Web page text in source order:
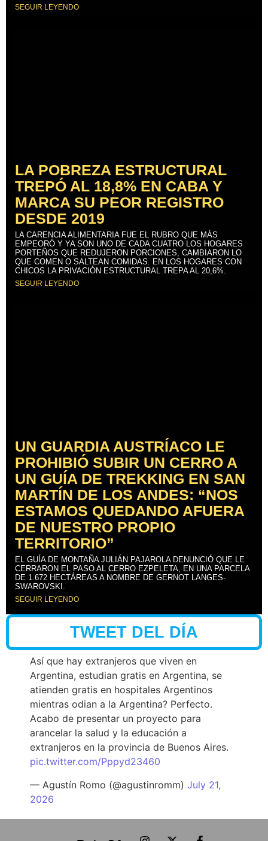
SEGUIR LEYENDO
LA POBREZA ESTRUCTURAL
TREPÓ AL 18,8% EN CABA Y
MARCA SU PEOR REGISTRO
DESDE 2019
LA CARENCIA ALIMENTARIA FUE EL RUBRO QUE MÁS
EMPEORÓ Y YA SON UNO DE CADA CUATRO LOS HOGARES
PORTEÑOS QUE REDUJERON PORCIONES, CAMBIARON LO
QUE COMEN O SALTEAN COMIDAS. EN LOS HOGARES CON
CHICOS LA PRIVACIÓN ESTRUCTURAL TREPA AL 20,6%.
SEGUIR LEYENDO
UN GUARDIA AUSTRÍACO LE
PROHIBIÓ SUBIR UN CERRO A
UN GUÍA DE TREKKING EN SAN
MARTÍN DE LOS ANDES: “NOS
ESTAMOS QUEDANDO AFUERA
DE NUESTRO PROPIO
TERRITORIO”
EL GUÍA DE MONTAÑA JULIÁN PAJAROLA DENUNCIÓ QUE LE
CERRARON EL PASO AL CERRO EZPELETA, EN UNA PARCELA
DE 1.672 HECTÁREAS A NOMBRE DE GERNOT LANGES-
SWAROVSKI.
SEGUIR LEYENDO
TWEET DEL DÍA
Así que hay extranjeros que viven en
Argentina, estudian gratis en Argentina, se
atienden gratis en hospitales Argentinos
mientras odian a la Argentina? Perfecto.
Acabo de presentar un proyecto para
arancelar la salud y la educación a
extranjeros en la provincia de Buenos Aires.
pic.twitter.com/Pppyd23460
— Agustín Romo (@agustinromm) July 21,
2026